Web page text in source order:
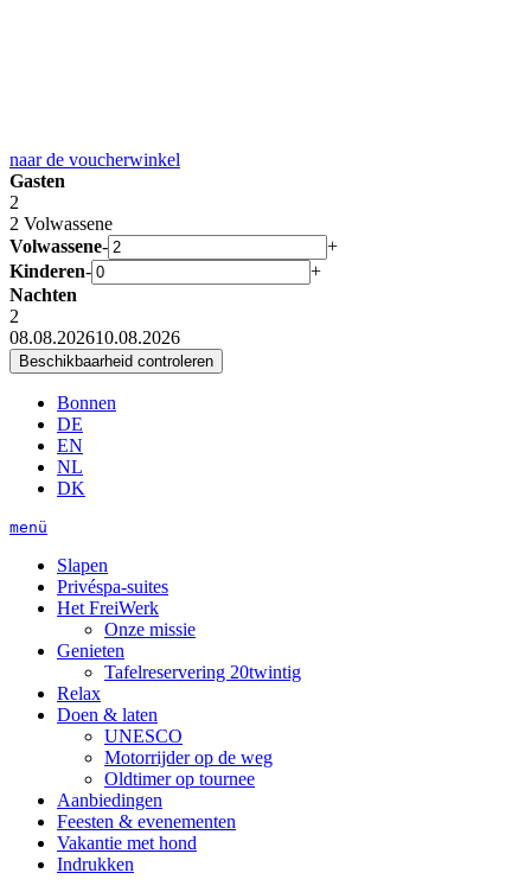
naar de voucherwinkel
Gasten
2
2 Volwassene
Volwassene-
+
Kinderen-
+
Nachten
2
08.08.202610.08.2026
Bonnen
DE
EN
NL
DK
menü
Slapen
Privéspa-suites
Het FreiWerk
Onze missie
Genieten
Tafelreservering 20twintig
Relax
Doen & laten
UNESCO
Motorrijder op de weg
Oldtimer op tournee
Aanbiedingen
Feesten & evenementen
Vakantie met hond
Indrukken